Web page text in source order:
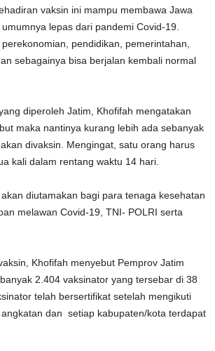
vaksin ini mampu membawa Jawa
lepas dari pandemi Covid-19.
pendidikan, pemerintahan,
sebagainya bisa berjalan kembali normal
diperoleh Jatim, Khofifah mengatakan
maka nantinya kurang lebih ada sebanyak
divaksin. Mengingat, satu orang harus
kali dalam rentang waktu 14 hari.
diutamakan bagi para tenaga kesehatan
melawan Covid-19, TNI- POLRI serta
Khofifah menyebut Pemprov Jatim
2.404 vaksinator yang tersebar di 38
telah bersertifikat setelah mengikuti
dan setiap kabupaten/kota terdapat